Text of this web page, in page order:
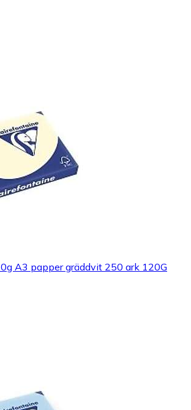
A3 papper gräddvit 250 ark 120G